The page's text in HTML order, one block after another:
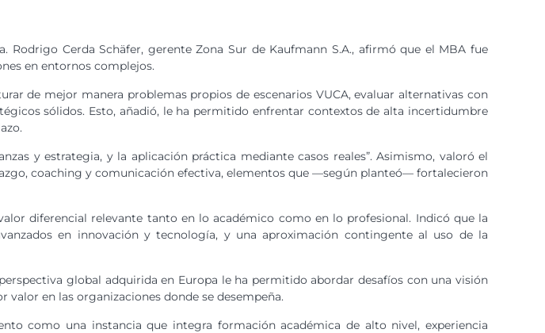
Cerda Schäfer, gerente Zona Sur de Kaufmann S.A., afirmó que el MBA fue
en entornos complejos.
de mejor manera problemas propios de escenarios VUCA, evaluar alternativas con
sólidos. Esto, añadió, le ha permitido enfrentar contextos de alta incertidumbre
y estrategia, y la aplicación práctica mediante casos reales”. Asimismo, valoró el
coaching y comunicación efectiva, elementos que —según planteó— fortalecieron
diferencial relevante tanto en lo académico como en lo profesional. Indicó que la
en innovación y tecnología, y una aproximación contingente al uso de la
global adquirida en Europa le ha permitido abordar desafíos con una visión
en las organizaciones donde se desempeña.
como una instancia que integra formación académica de alto nivel, experiencia